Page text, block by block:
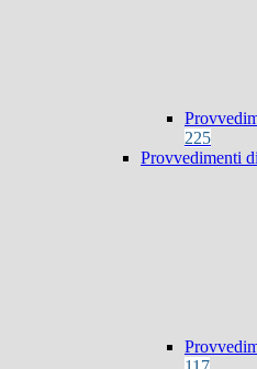
225
Provvedimenti